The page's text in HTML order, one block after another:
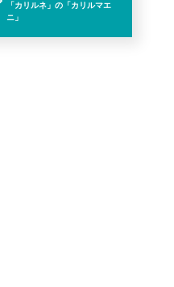
「カリルネ」の「カリルマエ
ニ」